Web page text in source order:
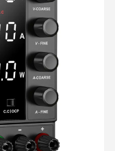
формы
A